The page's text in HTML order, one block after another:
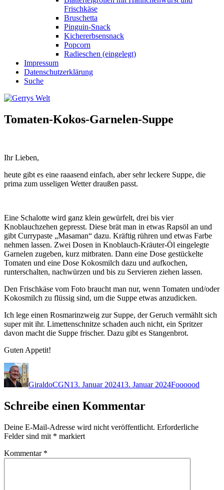
Frischkäse
Bruschetta
Pinguin-Snack
Kichererbsensnack
Popcorn
Radieschen (eingelegt)
Impressum
Datenschutzerklärung
Suche
Tomaten-Kokos-Garnelen-Suppe
Ihr Lieben,
heute gibt es eine raaasend einfach, aber sehr leckere Suppe, die
prima zum usseligen Wetter draußen passt.
Eine Schalotte wird ganz klein gewürfelt, drei bis vier
Knoblauchzehen gepresst. Diese brät man in etwas Rapsöl an und
gibt Currypaste „Masaman“ dazu. Kräftig rühren und etwas Farbe
nehmen lassen. Zwei Dosen in Knoblauch-Kräuter-Öl eingelegte
Garnelen zugeben, kurz mitbraten. Dann eine Dose gestückelte
Tomaten und eine Dose Kokosmilch dazu und aufkochen,
runterschalten, nachwürzen und bis zu Servieren ziehen lassen.
Den Frischkäse vom Foto braucht man nur, wenn Tomaten und/oder
Kokosmilch zu flüssig sind, um die Suppe etwas anzudicken.
Ich lege einen Rosmarinzweig zur Suppe, der Geruch vermählt sich
super mit ihr. Limettenschnitze schaden auch nicht, ein Spritzer
davon macht die Suppe frischer. Dazu gibt es Stangenbrot.
Guten Appetit!
Autor
GiraldoCGN13. Januar 202413. Januar 2024Foooood
Schreibe einen Kommentar
Deine E-Mail-Adresse wird nicht veröffentlicht. Erforderliche
Felder sind mit * markiert
Kommentar *